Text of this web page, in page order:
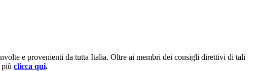
e provenienti da tutta Italia. Oltre ai membri dei consigli direttivi di tali
più clicca qui.